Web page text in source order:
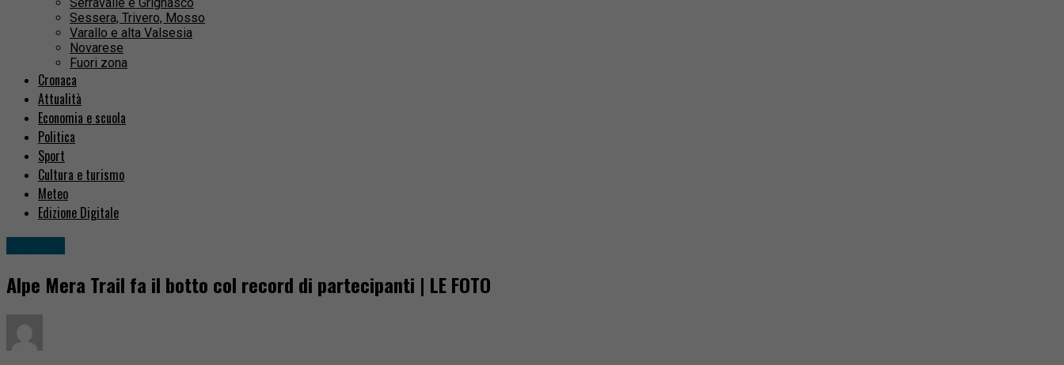
Serravalle e Grignasco
Sessera, Trivero, Mosso
Varallo e alta Valsesia
Novarese
Fuori zona
Cronaca
Attualità
Economia e scuola
Politica
Sport
Cultura e turismo
Meteo
Edizione Digitale
Alpe Mera Trail fa il botto col record di partecipanti | LE FOTO